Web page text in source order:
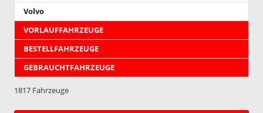
Volvo
VORLAUFFAHRZEUGE
BESTELLFAHRZEUGE
GEBRAUCHTFAHRZEUGE
1817 Fahrzeuge